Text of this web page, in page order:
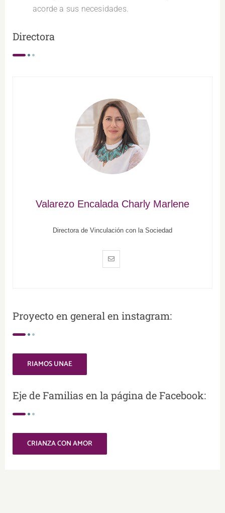
acorde a sus necesidades.
Directora
Valarezo Encalada Charly Marlene
Directora de Vinculación con la Sociedad
Proyecto en general en instagram:
RIAMOS UNAE
Eje de Familias en la página de Facebook:
CRIANZA CON AMOR